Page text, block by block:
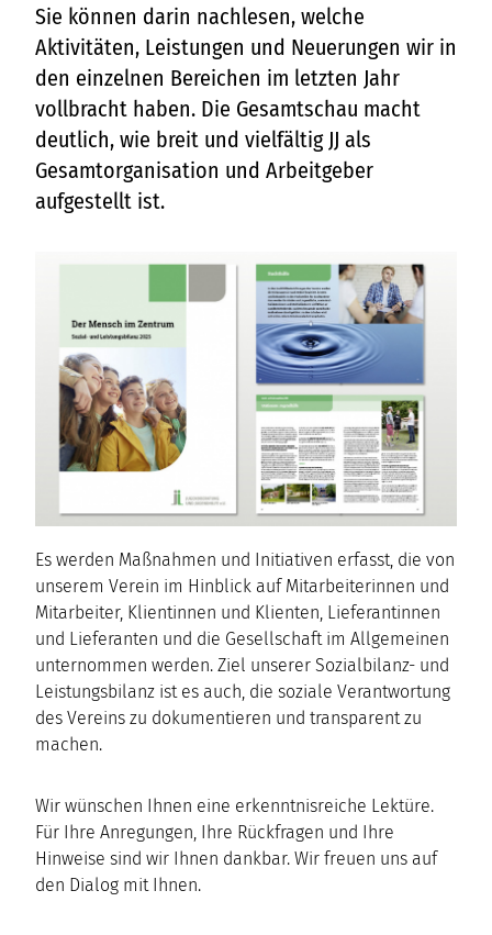
Sie können darin nachlesen, welche
Aktivitäten, Leistungen und Neuerungen wir in
den einzelnen Bereichen im letzten Jahr
vollbracht haben. Die Gesamtschau macht
deutlich, wie breit und vielfältig JJ als
Gesamtorganisation und Arbeitgeber
aufgestellt ist.
Es werden Maßnahmen und Initiativen erfasst, die von
unserem Verein im Hinblick auf Mitarbeiterinnen und
Mitarbeiter, Klientinnen und Klienten, Lieferantinnen
und Lieferanten und die Gesellschaft im Allgemeinen
unternommen werden. Ziel unserer Sozialbilanz- und
Leistungsbilanz ist es auch, die soziale Verantwortung
des Vereins zu dokumentieren und transparent zu
machen.
Wir wünschen Ihnen eine erkenntnisreiche Lektüre.
Für Ihre Anregungen, Ihre Rückfragen und Ihre
Hinweise sind wir Ihnen dankbar. Wir freuen uns auf
den Dialog mit Ihnen.